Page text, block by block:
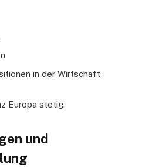
in der Wirtschaft
Europa stetig.
und